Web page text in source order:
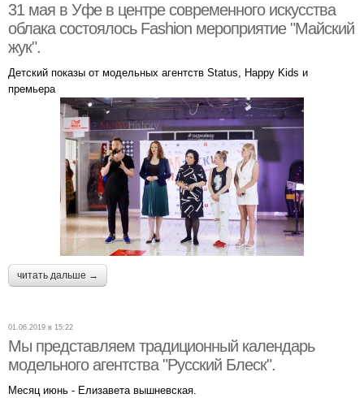
31 мая в Уфе в центре современного искусства
облака состоялось Fashion мероприятие "Майский
жук".
Детский показы от модельных агентств Status, Happy Kids и
премьера
читать дальше →
01.06.2019 в 15:22
Мы представляем традиционный календарь
модельного агентства "Русский Блеск".
Месяц июнь - Елизавета вышневская.